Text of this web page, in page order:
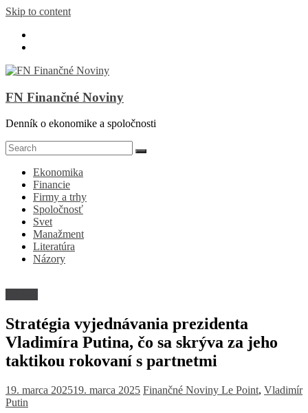
Skip to content
FN Finančné Noviny
Denník o ekonomike a spoločnosti
Ekonomika
Financie
Firmy a trhy
Spoločnosť
Svet
Manažment
Literatúra
Názory
Stratégia vyjednávania prezidenta
Vladimíra Putina, čo sa skrýva za jeho
taktikou rokovaní s partnetmi
19. marca 202519. marca 2025 Finančné Noviny Le Point, Vladimír
Putin